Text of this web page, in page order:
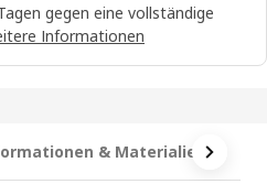
gegen eine vollständige
Informationen
& Materialien